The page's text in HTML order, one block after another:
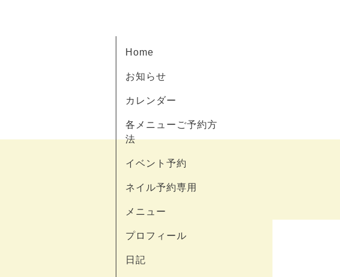
Home
お知らせ
カレンダー
各メニューご予約方
法
イベント予約
ネイル予約専用
メニュー
プロフィール
日記